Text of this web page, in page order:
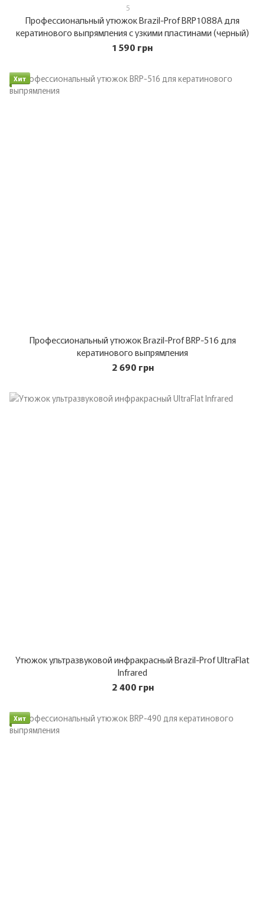
5
Профессиональный утюжок Brazil-Prof BRP1088A для
кератинового выпрямления с узкими пластинами (черный)
1 590 грн
Хит
Профессиональный утюжок Brazil-Prof BRP-516 для
кератинового выпрямления
2 690 грн
Утюжок ультразвуковой инфракрасный Brazil-Prof UltraFlat
Infrared
2 400 грн
Хит